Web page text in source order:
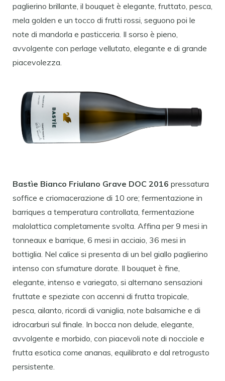
paglierino brillante, il bouquet è elegante, fruttato, pesca,
mela golden e un tocco di frutti rossi, seguono poi le
note di mandorla e pasticceria. Il sorso è pieno,
avvolgente con perlage vellutato, elegante e di grande
piacevolezza.
Bastìe Bianco Friulano Grave DOC 2016 pressatura
soffice e criomacerazione di 10 ore; fermentazione in
barriques a temperatura controllata, fermentazione
malolattica completamente svolta. Affina per 9 mesi in
tonneaux e barrique, 6 mesi in acciaio, 36 mesi in
bottiglia. Nel calice si presenta di un bel giallo paglierino
intenso con sfumature dorate. Il bouquet è fine,
elegante, intenso e variegato, si alternano sensazioni
fruttate e speziate con accenni di frutta tropicale,
pesca, ailanto, ricordi di vaniglia, note balsamiche e di
idrocarburi sul finale. In bocca non delude, elegante,
avvolgente e morbido, con piacevoli note di nocciole e
frutta esotica come ananas, equilibrato e dal retrogusto
persistente.